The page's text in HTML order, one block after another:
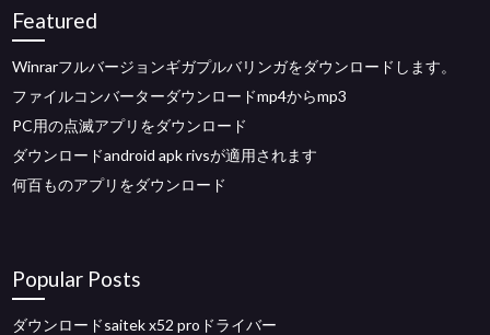
Featured
Winrarフルバージョンギガプルバリンガをダウンロードします。
ファイルコンバーターダウンロードmp4からmp3
PC用の点滅アプリをダウンロード
ダウンロードandroid apk rivsが適用されます
何百ものアプリをダウンロード
Popular Posts
ダウンロードsaitek x52 proドライバー